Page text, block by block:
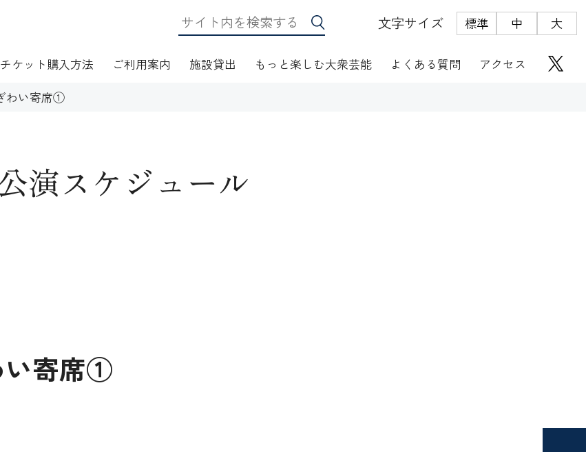
文字サイズ 標準 中 大
チケット購入方法 ご利用案内
クセス フロアマップ
施設貸出
施設資料
もっと楽しむ大衆芸能
ワークショップ
よくある質問 アクセス
わい寄席①
演スケジュール
い寄席①